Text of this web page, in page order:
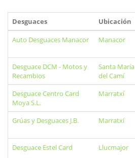
Desguaces Ubicación
Auto Desguaces Manacor
Manacor
Desguace DCM - Motos y
Recambios
Santa María
del Camí
Desguace Centro Card
Moya S.L.
Marratxí
Grúas y Desguaces J.B.
Marratxí
Desguace Estel Card
Llucmajor